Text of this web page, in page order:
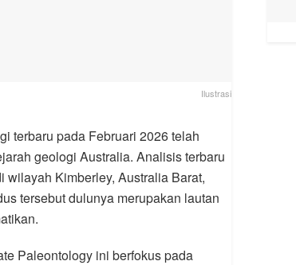
Ilustrasi
terbaru pada Februari 2026 telah
geologi Australia. Analisis terbaru
wilayah Kimberley, Australia Barat,
tersebut dulunya merupakan lautan
Paleontology ini berfokus pada